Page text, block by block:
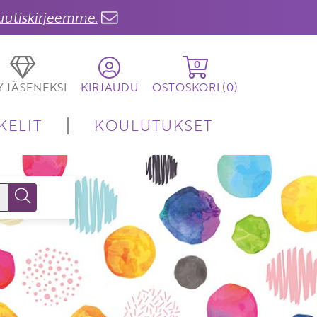
JÄSENEKSI KIRJAUDU
0
OSTOSKORI (0)
KOULUTUKSET